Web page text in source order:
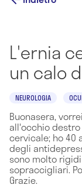
L'ernia
un calo
NEUROLOGIA
Buonasera,
all'occhio
cervicale; ho 40
degli
sono molto
sopraccigliari.
Grazie.